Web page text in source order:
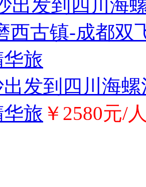
出发到四川海
华旅 ￥2580元/